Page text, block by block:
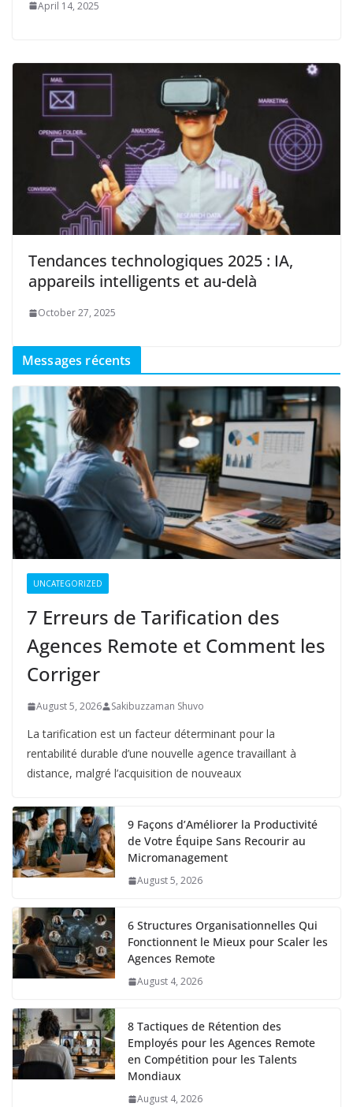
April 14, 2025
Tendances technologiques 2025 : IA,
appareils intelligents et au-delà
October 27, 2025
Messages récents
UNCATEGORIZED
7 Erreurs de Tarification des
Agences Remote et Comment les
Corriger
August 5, 2026 Sakibuzzaman Shuvo
La tarification est un facteur déterminant pour la
rentabilité durable d’une nouvelle agence travaillant à
distance, malgré l’acquisition de nouveaux
9 Façons d’Améliorer la Productivité
de Votre Équipe Sans Recourir au
Micromanagement
August 5, 2026
6 Structures Organisationnelles Qui
Fonctionnent le Mieux pour Scaler les
Agences Remote
August 4, 2026
8 Tactiques de Rétention des
Employés pour les Agences Remote
en Compétition pour les Talents
Mondiaux
August 4, 2026